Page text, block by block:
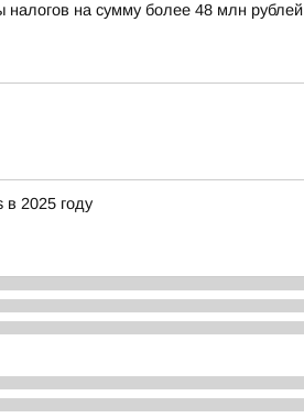
налогов на сумму более 48 млн рублей
2025 году